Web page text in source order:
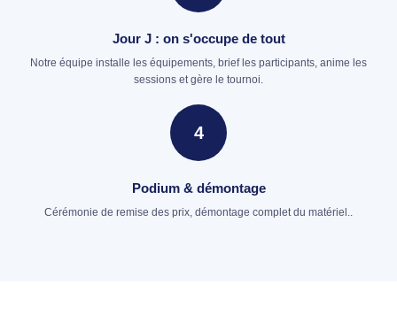
Jour J : on s'occupe de tout
Notre équipe installe les équipements, brief les participants, anime les
sessions et gère le tournoi.
4
Podium & démontage
Cérémonie de remise des prix, démontage complet du matériel..